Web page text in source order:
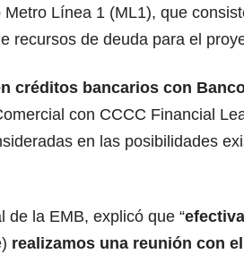
Línea 1 (ML1), que
recursos de deuda para el
créditos bancarios con
con CCCC Financial
en las posibilidades
de la EMB, explicó que “
realizamos una reunión con el